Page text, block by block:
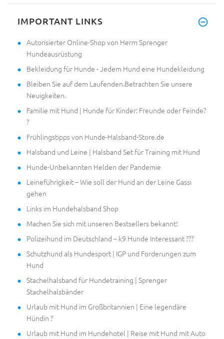
IMPORTANT LINKS
Autorisierter Online-Shop von Herm Sprenger
Hundeausrüstung
Bekleidung für Hunde - Jedem Hund eine Hundekleidung
Bleiben Sie auf dem Laufenden.Betrachten Sie unsere
Neuigkeiten.
Familie mit Hund | Hunde für Kinder: Freunde oder Feinde?
?
Frühlingstipps von Hunde-Halsband-Store.de
Halsband und Leine | Halsband Set für Training mit Hund
Hunde-Unbekannten Helden der Pandemie
Leineführigkeit – Wie soll der Hund an der Leine Gassi
gehen
Links im Hundehalsband Shop
Machen Sie sich mit unseren Bestsellers bekannt!
Polizeihund im Deutschland – k9 Hunde Interessant ???
Schutzhund als Hundesport | IGP und Forderungen zum
Hund
Stachelhalsband für Hundetraining | Sprenger
Stachelhalsbänder
Urlaub mit Hund im Großbritannien | Eine legendäre
Hündin ?
Urlaub mit Hund im Hundehotel | Reise mit Hund mit Auto